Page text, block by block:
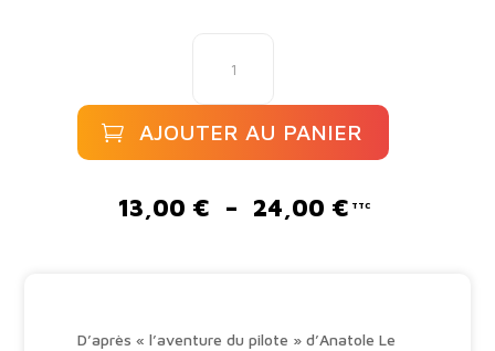
breton
AJOUTER AU PANIER
13,00 € – 24,00 €Plage
24,00 €
D’après « l’aventure du pilote » d’Anatole Le